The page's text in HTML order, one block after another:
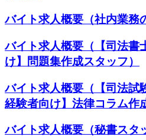
バイト求人概要（社内業務
バイト求人概要（【司法書
け】問題集作成スタッフ）
バイト求人概要（【司法試
経験者向け】法律コラム作
バイト求人概要（秘書スタ